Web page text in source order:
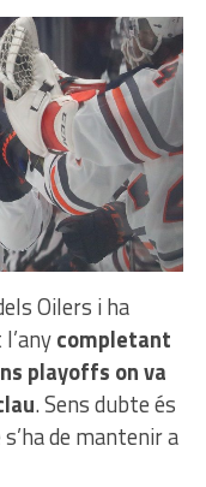
Oilers i ha
completant
playoffs on va
. Sens dubte és
de mantenir a